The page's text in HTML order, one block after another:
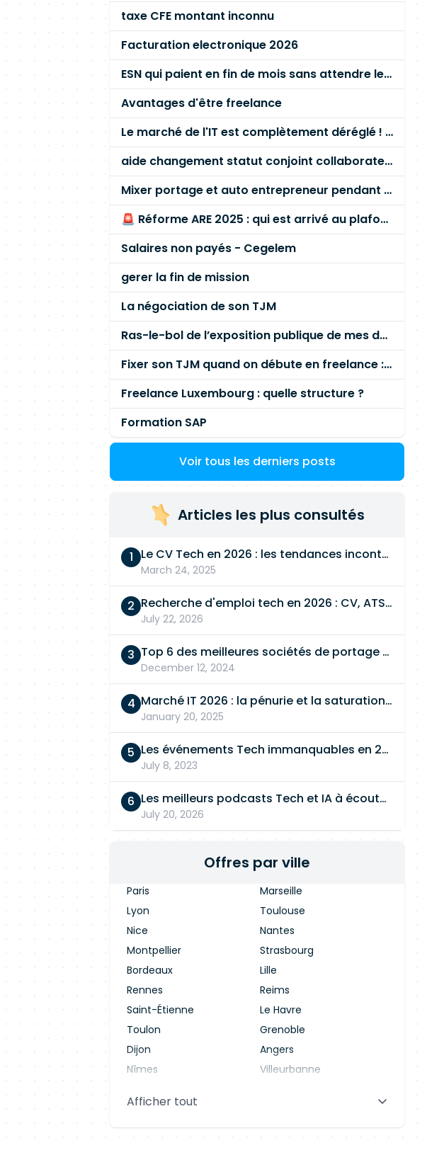
taxe CFE montant inconnu
Facturation electronique 2026
ESN qui paient en fin de mois sans attendre le paiement client ?
Avantages d'être freelance
Le marché de l'IT est complètement déréglé ! STOP à cette mascarade ! Il faut s'unir et résister !
aide changement statut conjoint collaborateur
Mixer portage et auto entrepreneur pendant des années - quel risque ?
🚨 Réforme ARE 2025 : qui est arrivé au plafond des 60 % en gardant son entreprise ?
Salaires non payés - Cegelem
gerer la fin de mission
La négociation de son TJM
Ras-le-bol de l’exposition publique de mes données personnelles liées à mon entreprise
Fixer son TJM quand on débute en freelance : la méthode mathématique (et pas au feeling) 🛑
Freelance Luxembourg : quelle structure ?
Formation SAP
Voir tous les derniers posts
Articles les plus consultés
Le CV Tech en 2026 : les tendances incontournables
March 24, 2025
Recherche d'emploi tech en 2026 : CV, ATS, entretien… On vous dit tout
July 22, 2026
Top 6 des meilleures sociétés de portage salarial
December 12, 2024
Marché IT 2026 : la pénurie et la saturation, en même temps
January 20, 2025
Les événements Tech immanquables en 2026
July 8, 2023
Les meilleurs podcasts Tech et IA à écouter en 2026
July 20, 2026
Offres par ville
Paris
Marseille
Lyon
Toulouse
Nice
Nantes
Montpellier
Strasbourg
Bordeaux
Lille
Rennes
Reims
Saint-Étienne
Le Havre
Toulon
Grenoble
Dijon
Angers
Nîmes
Villeurbanne
Aix-en-Provence
Afficher tout